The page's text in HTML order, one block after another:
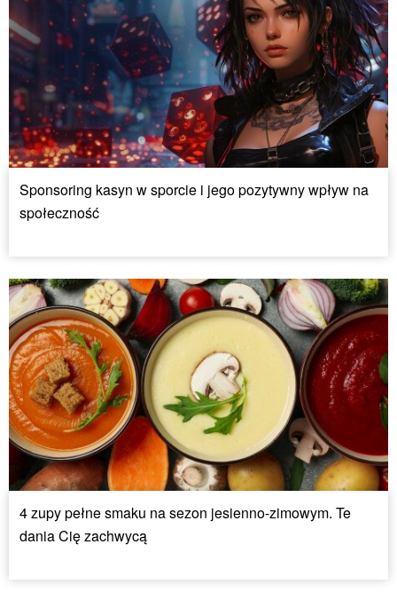
Sponsoring kasyn w sporcie i jego pozytywny wpływ na
społeczność
4 zupy pełne smaku na sezon jesienno-zimowym. Te
dania Cię zachwycą